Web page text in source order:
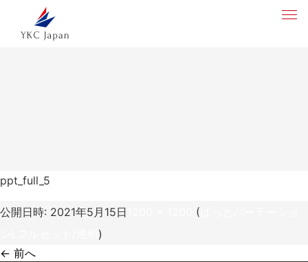
ppt_full_5
公開日時: 2021年5月15日 (
)
← 前へ